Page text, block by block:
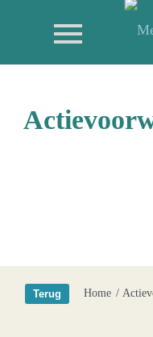
Home /